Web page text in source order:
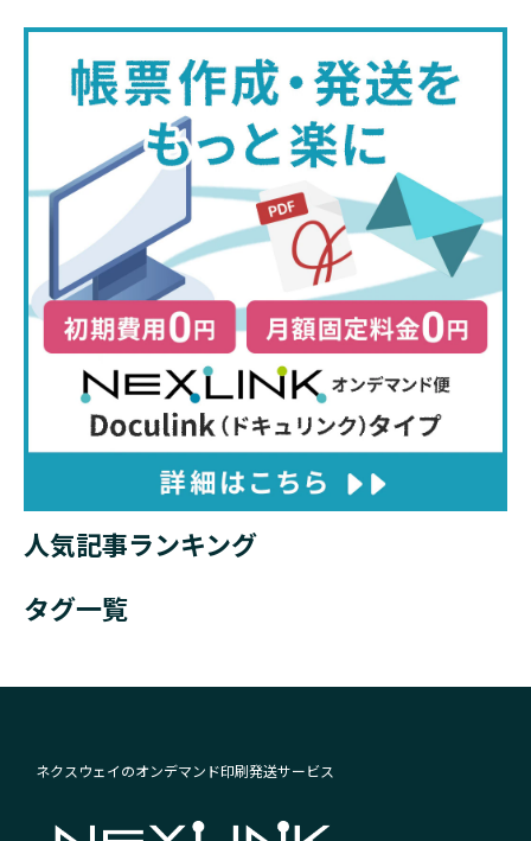
人気記事ランキング
タグ一覧
ネクスウェイのオンデマンド印刷発送サービス